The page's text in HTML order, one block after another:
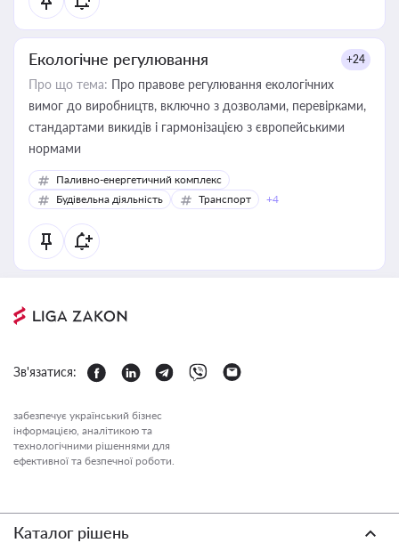
Екологічне регулювання +24
Про що тема: Про правове регулювання екологічних
вимог до виробництв, включно з дозволами, перевірками,
стандартами викидів і гармонізацією з європейськими
нормами
Паливно-енергетичний комплекс
Будівельна діяльність
Транспорт +4
Зв'язатися:
забезпечує український бізнес
інформацією, аналітикою та
технологічними рішеннями для
ефективної та безпечної роботи.
Каталог рішень